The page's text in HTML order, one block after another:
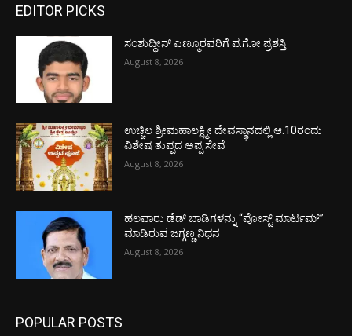
EDITOR PICKS
ಸಂಶುದ್ಧೀನ್ ಎಣ್ಮೂರವರಿಗೆ ಪ.ಗೋ ಪ್ರಶಸ್ತಿ
August 8, 2026
ಉಚ್ಚಿಲ ಶ್ರೀಮಹಾಲಕ್ಷ್ಮೀ ದೇವಸ್ಥಾನದಲ್ಲಿ ಆ.10ರಂದು
ವಿಶೇಷ ತುಪ್ಪದ ಅಪ್ಪ ಸೇವೆ
August 8, 2026
ಹಲವಾರು ಡೆಡ್ ಬಾಡಿಗಳನ್ನು “ಪೋಸ್ಟ್ ಮಾರ್ಟಮ್”
ಮಾಡಿರುವ ಜಗ್ಗಣ್ಣ ನಿಧನ
August 8, 2026
POPULAR POSTS